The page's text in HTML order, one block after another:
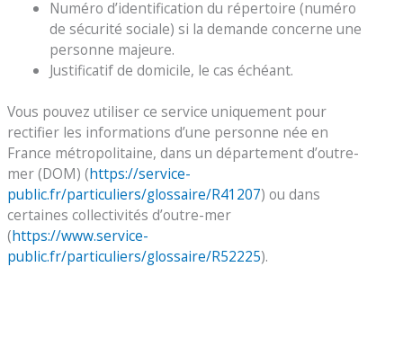
Numéro d’identification du répertoire (numéro
de sécurité sociale) si la demande concerne une
personne majeure.
Justificatif de domicile, le cas échéant.
Vous pouvez utiliser ce service uniquement pour
rectifier les informations d’une personne née en
France métropolitaine, dans un département d’outre-
mer (DOM) (https://service-
public.fr/particuliers/glossaire/R41207) ou dans
certaines collectivités d’outre-mer
(https://www.service-
public.fr/particuliers/glossaire/R52225).